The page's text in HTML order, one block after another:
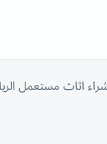
اثاث مستعمل